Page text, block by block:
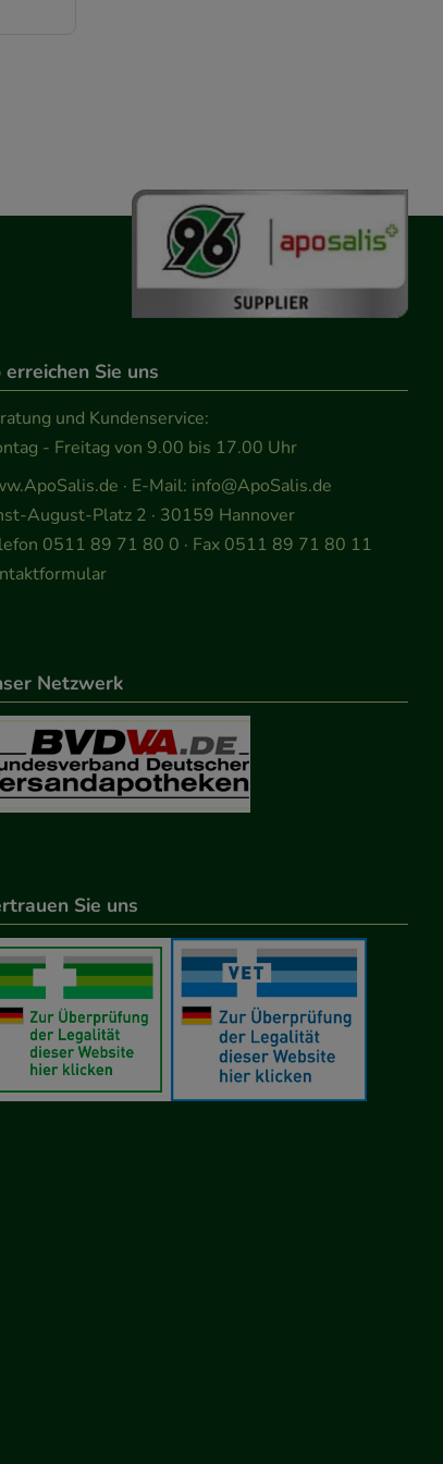
erreichen Sie uns
und Kundenservice:
- Freitag von 9.00 bis 17.00 Uhr
· E-Mail: info@ApoSalis.de
August-Platz 2 · 30159 Hannover
0511 89 71 80 0 · Fax 0511 89 71 80 11
Netzwerk
Sie uns